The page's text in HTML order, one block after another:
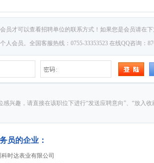
员才可以查看招聘单位的联系方式！如果您是会员请在
人会员。全国客服热线：0755-33353523 在线QQ咨询：
感兴趣，请直接在该职位下进行“发送应聘意向”、“放入
员的企业：
时达表业有限公司